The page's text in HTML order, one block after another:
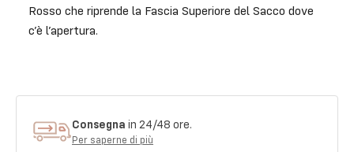
Rosso che riprende la Fascia Superiore del Sacco dove
c’è l’apertura.
Consegna in 24/48 ore.
Per saperne di più